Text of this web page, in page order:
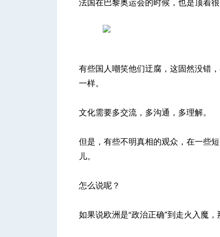
法国在巴黎奥运会的时候，也是顶着
有些国人嘲笑他们迂腐，这固然没错
一样。
文化需要多交流，多沟通，多理解。
但是，有些不明真相的观众，在一些
儿。
怎么说呢？
如果说欧洲是“政治正确”到走火入魔